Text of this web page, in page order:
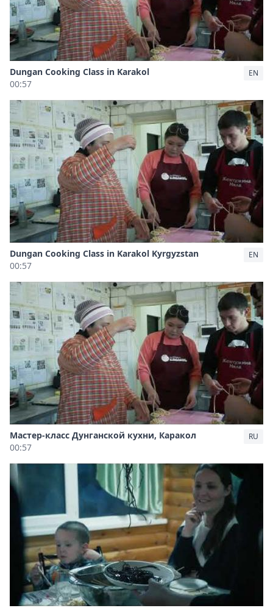
Dungan Cooking Class in Karakol
00:57
EN
Dungan Cooking Class in Karakol Kyrgyzstan
00:57
EN
Мастер-класс Дунганской кухни, Каракол
00:57
RU